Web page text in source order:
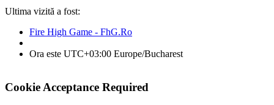
Ultima vizită a fost:
Fire High Game - FhG.Ro
Ora este UTC+03:00 Europe/Bucharest
Cookie Acceptance Required